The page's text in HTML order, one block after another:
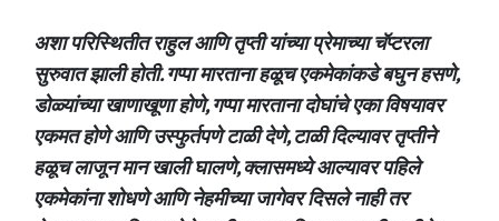
अशा परिस्थितीत राहुल आणि तृप्ती यांच्या प्रेमाच्या चॅप्टरला
सुरुवात झाली होती. गप्पा मारताना हळूच एकमेकांकडे बघुन हसणे,
डोळ्यांच्या खाणाखूणा होणे, गप्पा मारताना दोघांचे एका विषयावर
एकमत होणे आणि उस्फुर्तपणे टाळी देणे, टाळी दिल्यावर तृप्तीने
हळूच लाजून मान खाली घालणे, क्लासमध्ये आल्यावर पहिले
एकमेकांना शोधणे आणि नेहमीच्या जागेवर दिसले नाही तर